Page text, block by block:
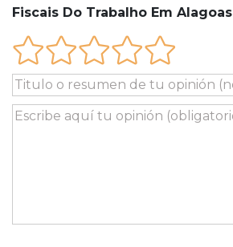
Fiscais Do Trabalho Em Alagoas